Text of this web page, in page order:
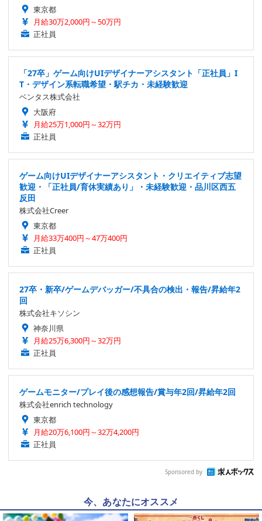
東京都
月給30万2,000円～50万円
正社員
「27卒」ゲーム向けUIデザイナーアシスタント「正社員」I
T・デザイン系転職希望・駅チカ・未経験歓迎
ベンタス株式会社
大阪府
月給25万1,000円～32万円
正社員
ゲーム向けUIデザイナーアシスタント・クリエイティブ志望
歓迎・「正社員/育休実績あり」・未経験歓迎・品川区西五
反田
株式会社Creer
東京都
月給33万400円～47万400円
正社員
27卒・新卒/ゲームデバッガー/不具合の検出・報告/昇給年2
回
株式会社キソシン
神奈川県
月給25万6,300円～32万円
正社員
ゲームモニター/プレイ後の感想報告/賞与年2回/昇給年2回
株式会社enrich technology
東京都
月給20万6,100円～32万4,200円
正社員
Sponsored by
今、あなたにオススメ